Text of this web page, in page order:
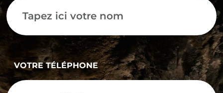
VOTRE TÉLÉPHONE